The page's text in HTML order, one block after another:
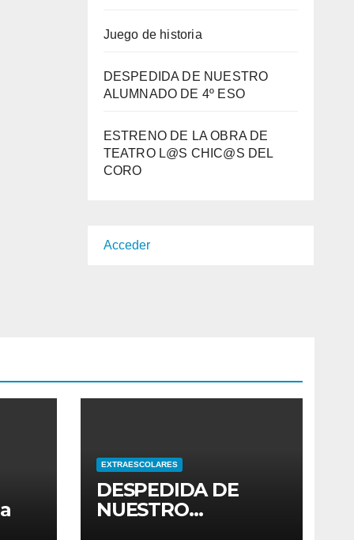
Juego de historia
DESPEDIDA DE NUESTRO
ALUMNADO DE 4º ESO
ESTRENO DE LA OBRA DE
TEATRO L@S CHIC@S DEL
CORO
Acceder
EXTRAESCOLARES
DESPEDIDA DE
NUESTRO